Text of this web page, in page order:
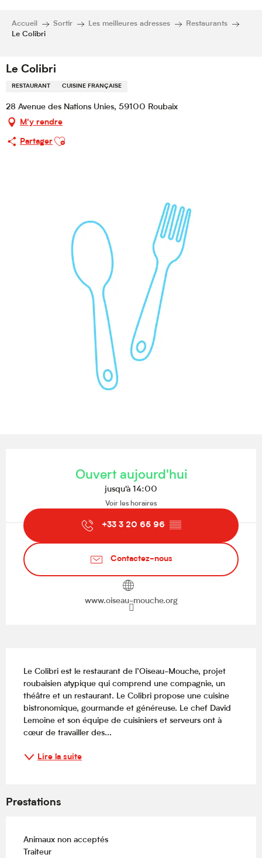
Accueil Sortir Les meilleures adresses
Restaurants
Le Colibri
Le Colibri
RESTAURANT CUISINE FRANÇAISE
28 Avenue des Nations Unies, 59100 Roubaix
M'y rendre
Partager
Ajouter aux favoris
Ouvert aujourd'hui
jusqu'à 14:00
Voir les horaires
+33 3 20 65 96 ▒▒
Contactez-nous
www.oiseau-mouche.org
Le Colibri est le restaurant de l’Oiseau-Mouche, projet
roubaisien atypique qui comprend une compagnie, un
théâtre et un restaurant. Le Colibri propose une cuisine
bistronomique, gourmande et généreuse. Le chef David
Lemoine et son équipe de cuisiniers et serveurs ont à
cœur de travailler des...
Lire la suite
Prestations
Animaux non acceptés
Traiteur